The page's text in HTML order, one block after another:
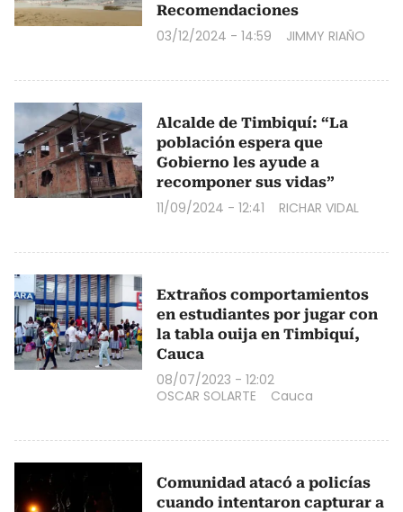
Recomendaciones
03/12/2024 - 14:59 JIMMY RIAÑO
Alcalde de Timbiquí: “La
población espera que
Gobierno les ayude a
recomponer sus vidas”
11/09/2024 - 12:41 RICHAR VIDAL
Extraños comportamientos
en estudiantes por jugar con
la tabla ouija en Timbiquí,
Cauca
08/07/2023 - 12:02
OSCAR SOLARTE
Cauca
Comunidad atacó a policías
cuando intentaron capturar a